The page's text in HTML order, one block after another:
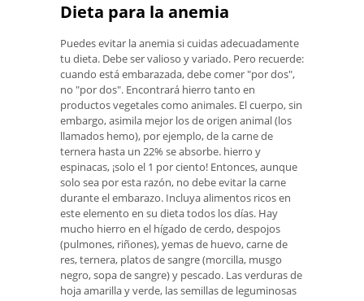
Dieta para la anemia
Puedes evitar la anemia si cuidas adecuadamente
tu dieta. Debe ser valioso y variado. Pero recuerde:
cuando está embarazada, debe comer "por dos",
no "por dos". Encontrará hierro tanto en
productos vegetales como animales. El cuerpo, sin
embargo, asimila mejor los de origen animal (los
llamados hemo), por ejemplo, de la carne de
ternera hasta un 22% se absorbe. hierro y
espinacas, ¡solo el 1 por ciento! Entonces, aunque
solo sea por esta razón, no debe evitar la carne
durante el embarazo. Incluya alimentos ricos en
este elemento en su dieta todos los días. Hay
mucho hierro en el hígado de cerdo, despojos
(pulmones, riñones), yemas de huevo, carne de
res, ternera, platos de sangre (morcilla, musgo
negro, sopa de sangre) y pescado. Las verduras de
hoja amarilla y verde, las semillas de leguminosas